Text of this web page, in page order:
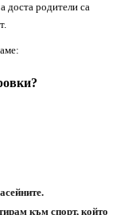
доста родители са
към спорт, който